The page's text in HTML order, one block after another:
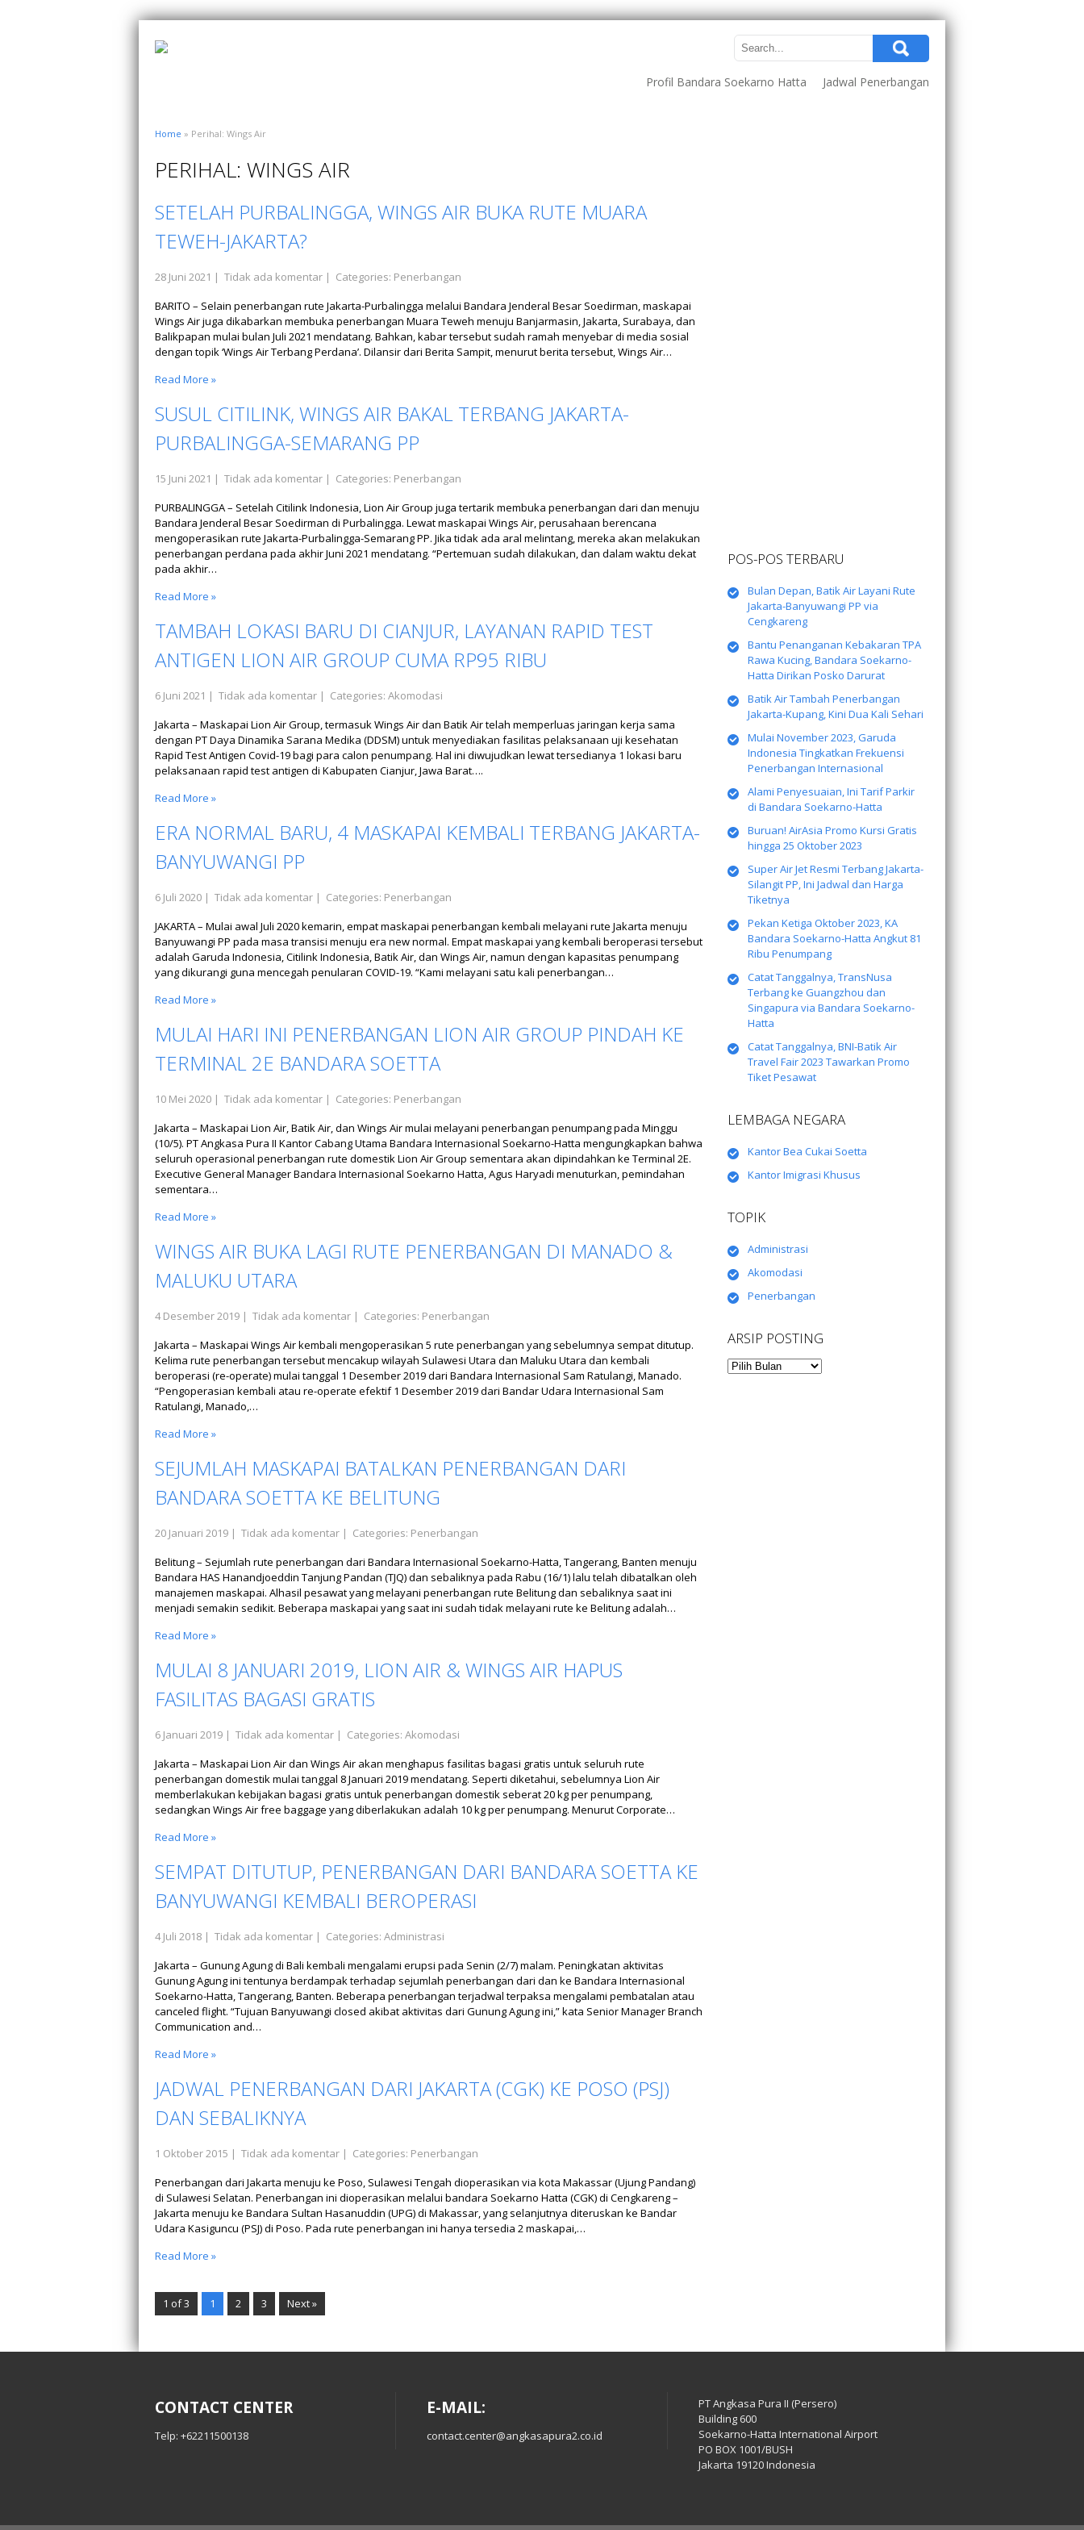
Profil Bandara Soekarno Hatta Jadwal Penerbangan
Home » Perihal: Wings Air
PERIHAL: WINGS AIR
SETELAH PURBALINGGA, WINGS AIR BUKA RUTE MUARA
TEWEH-JAKARTA?
28 Juni 2021 | Tidak ada komentar | Categories: Penerbangan
BARITO – Selain penerbangan rute Jakarta-Purbalingga melalui Bandara Jenderal Besar Soedirman, maskapai
Wings Air juga dikabarkan membuka penerbangan Muara Teweh menuju Banjarmasin, Jakarta, Surabaya, dan
Balikpapan mulai bulan Juli 2021 mendatang. Bahkan, kabar tersebut sudah ramah menyebar di media sosial
dengan topik ‘Wings Air Terbang Perdana’. Dilansir dari Berita Sampit, menurut berita tersebut, Wings Air…
Read More »
SUSUL CITILINK, WINGS AIR BAKAL TERBANG JAKARTA-
PURBALINGGA-SEMARANG PP
15 Juni 2021 | Tidak ada komentar | Categories: Penerbangan
PURBALINGGA – Setelah Citilink Indonesia, Lion Air Group juga tertarik membuka penerbangan dari dan menuju
Bandara Jenderal Besar Soedirman di Purbalingga. Lewat maskapai Wings Air, perusahaan berencana
mengoperasikan rute Jakarta-Purbalingga-Semarang PP. Jika tidak ada aral melintang, mereka akan melakukan
penerbangan perdana pada akhir Juni 2021 mendatang. “Pertemuan sudah dilakukan, dan dalam waktu dekat
pada akhir…
Read More »
TAMBAH LOKASI BARU DI CIANJUR, LAYANAN RAPID TEST
ANTIGEN LION AIR GROUP CUMA RP95 RIBU
6 Juni 2021 | Tidak ada komentar | Categories: Akomodasi
Jakarta – Maskapai Lion Air Group, termasuk Wings Air dan Batik Air telah memperluas jaringan kerja sama
dengan PT Daya Dinamika Sarana Medika (DDSM) untuk menyediakan fasilitas pelaksanaan uji kesehatan
Rapid Test Antigen Covid-19 bagi para calon penumpang. Hal ini diwujudkan lewat tersedianya 1 lokasi baru
pelaksanaan rapid test antigen di Kabupaten Cianjur, Jawa Barat….
Read More »
ERA NORMAL BARU, 4 MASKAPAI KEMBALI TERBANG JAKARTA-
BANYUWANGI PP
6 Juli 2020 | Tidak ada komentar | Categories: Penerbangan
JAKARTA – Mulai awal Juli 2020 kemarin, empat maskapai penerbangan kembali melayani rute Jakarta menuju
Banyuwangi PP pada masa transisi menuju era new normal. Empat maskapai yang kembali beroperasi tersebut
adalah Garuda Indonesia, Citilink Indonesia, Batik Air, dan Wings Air, namun dengan kapasitas penumpang
yang dikurangi guna mencegah penularan COVID-19. “Kami melayani satu kali penerbangan…
Read More »
MULAI HARI INI PENERBANGAN LION AIR GROUP PINDAH KE
TERMINAL 2E BANDARA SOETTA
10 Mei 2020 | Tidak ada komentar | Categories: Penerbangan
Jakarta – Maskapai Lion Air, Batik Air, dan Wings Air mulai melayani penerbangan penumpang pada Minggu
(10/5). PT Angkasa Pura II Kantor Cabang Utama Bandara Internasional Soekarno-Hatta mengungkapkan bahwa
seluruh operasional penerbangan rute domestik Lion Air Group sementara akan dipindahkan ke Terminal 2E.
Executive General Manager Bandara Internasional Soekarno Hatta, Agus Haryadi menuturkan, pemindahan
sementara…
Read More »
WINGS AIR BUKA LAGI RUTE PENERBANGAN DI MANADO &
MALUKU UTARA
4 Desember 2019 | Tidak ada komentar | Categories: Penerbangan
Jakarta – Maskapai Wings Air kembali mengoperasikan 5 rute penerbangan yang sebelumnya sempat ditutup.
Kelima rute penerbangan tersebut mencakup wilayah Sulawesi Utara dan Maluku Utara dan kembali
beroperasi (re-operate) mulai tanggal 1 Desember 2019 dari Bandara Internasional Sam Ratulangi, Manado.
“Pengoperasian kembali atau re-operate efektif 1 Desember 2019 dari Bandar Udara Internasional Sam
Ratulangi, Manado,…
Read More »
SEJUMLAH MASKAPAI BATALKAN PENERBANGAN DARI
BANDARA SOETTA KE BELITUNG
20 Januari 2019 | Tidak ada komentar | Categories: Penerbangan
Belitung – Sejumlah rute penerbangan dari Bandara Internasional Soekarno-Hatta, Tangerang, Banten menuju
Bandara HAS Hanandjoeddin Tanjung Pandan (TJQ) dan sebaliknya pada Rabu (16/1) lalu telah dibatalkan oleh
manajemen maskapai. Alhasil pesawat yang melayani penerbangan rute Belitung dan sebaliknya saat ini
menjadi semakin sedikit. Beberapa maskapai yang saat ini sudah tidak melayani rute ke Belitung adalah…
Read More »
MULAI 8 JANUARI 2019, LION AIR & WINGS AIR HAPUS
FASILITAS BAGASI GRATIS
6 Januari 2019 | Tidak ada komentar | Categories: Akomodasi
Jakarta – Maskapai Lion Air dan Wings Air akan menghapus fasilitas bagasi gratis untuk seluruh rute
penerbangan domestik mulai tanggal 8 Januari 2019 mendatang. Seperti diketahui, sebelumnya Lion Air
memberlakukan kebijakan bagasi gratis untuk penerbangan domestik seberat 20 kg per penumpang,
sedangkan Wings Air free baggage yang diberlakukan adalah 10 kg per penumpang. Menurut Corporate…
Read More »
SEMPAT DITUTUP, PENERBANGAN DARI BANDARA SOETTA KE
BANYUWANGI KEMBALI BEROPERASI
4 Juli 2018 | Tidak ada komentar | Categories: Administrasi
Jakarta – Gunung Agung di Bali kembali mengalami erupsi pada Senin (2/7) malam. Peningkatan aktivitas
Gunung Agung ini tentunya berdampak terhadap sejumlah penerbangan dari dan ke Bandara Internasional
Soekarno-Hatta, Tangerang, Banten. Beberapa penerbangan terjadwal terpaksa mengalami pembatalan atau
canceled flight. “Tujuan Banyuwangi closed akibat aktivitas dari Gunung Agung ini,” kata Senior Manager Branch
Communication and…
Read More »
JADWAL PENERBANGAN DARI JAKARTA (CGK) KE POSO (PSJ)
DAN SEBALIKNYA
1 Oktober 2015 | Tidak ada komentar | Categories: Penerbangan
Penerbangan dari Jakarta menuju ke Poso, Sulawesi Tengah dioperasikan via kota Makassar (Ujung Pandang)
di Sulawesi Selatan. Penerbangan ini dioperasikan melalui bandara Soekarno Hatta (CGK) di Cengkareng –
Jakarta menuju ke Bandara Sultan Hasanuddin (UPG) di Makassar, yang selanjutnya diteruskan ke Bandar
Udara Kasiguncu (PSJ) di Poso. Pada rute penerbangan ini hanya tersedia 2 maskapai,…
Read More »
1 of 3 1 2 3 Next »
POS-POS TERBARU
Bulan Depan, Batik Air Layani Rute
Jakarta-Banyuwangi PP via
Cengkareng
Bantu Penanganan Kebakaran TPA
Rawa Kucing, Bandara Soekarno-
Hatta Dirikan Posko Darurat
Batik Air Tambah Penerbangan
Jakarta-Kupang, Kini Dua Kali Sehari
Mulai November 2023, Garuda
Indonesia Tingkatkan Frekuensi
Penerbangan Internasional
Alami Penyesuaian, Ini Tarif Parkir
di Bandara Soekarno-Hatta
Buruan! AirAsia Promo Kursi Gratis
hingga 25 Oktober 2023
Super Air Jet Resmi Terbang Jakarta-
Silangit PP, Ini Jadwal dan Harga
Tiketnya
Pekan Ketiga Oktober 2023, KA
Bandara Soekarno-Hatta Angkut 81
Ribu Penumpang
Catat Tanggalnya, TransNusa
Terbang ke Guangzhou dan
Singapura via Bandara Soekarno-
Hatta
Catat Tanggalnya, BNI-Batik Air
Travel Fair 2023 Tawarkan Promo
Tiket Pesawat
LEMBAGA NEGARA
Kantor Bea Cukai Soetta
Kantor Imigrasi Khusus
TOPIK
Administrasi
Akomodasi
Penerbangan
ARSIP POSTING
Arsip
Posting
CONTACT CENTER
Telp: +62211500138
E-MAIL:
contact.center@angkasapura2.co.id
PT Angkasa Pura II (Persero)
Building 600
Soekarno-Hatta International Airport
PO BOX 1001/BUSH
Jakarta 19120 Indonesia